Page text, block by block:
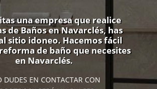
una empresa que realice
de Baños en Navarclés, has
sitio idoneo. Hacemos fácil
de baño que necesites
en Navarclés.
DUDES EN CONTACTAR CON